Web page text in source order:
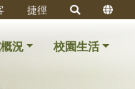
捷徑
況 校園生活